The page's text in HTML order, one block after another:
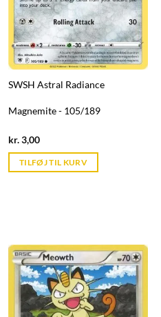
SWSH Astral Radiance
Magnemite - 105/189
kr.3,00Current
is:
kr. 39,95.
TILFØJ TIL KURV